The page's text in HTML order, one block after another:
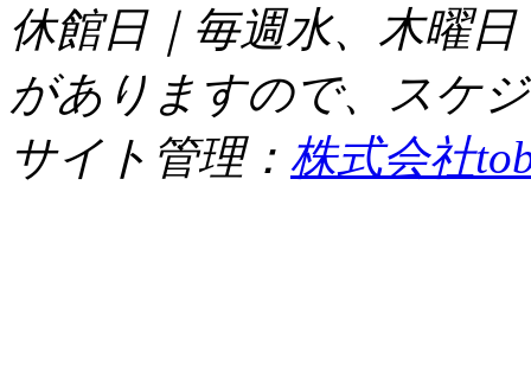
休館日｜毎週水、木曜
がありますので、スケ
サイト管理： 株式会社